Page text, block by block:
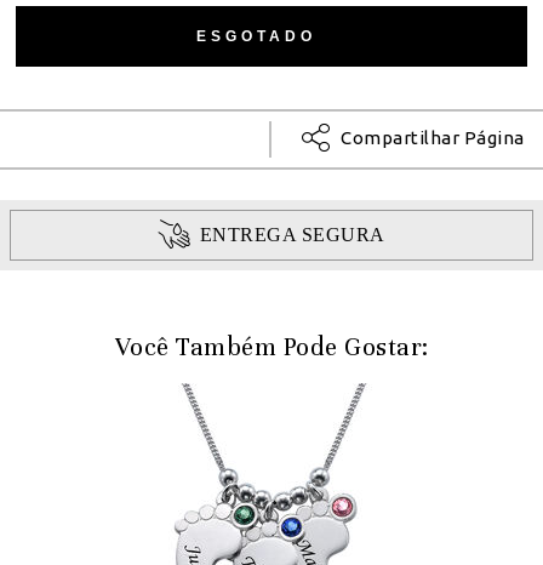
Compartilhar Página
ENTREGA SEGURA
Você Também Pode Gostar: